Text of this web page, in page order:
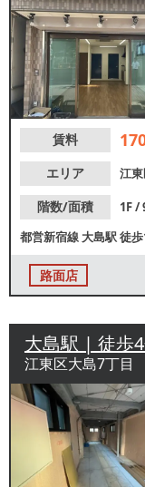
賃料
エリア
江
階数/面積
1F /
都営新宿線 大島駅徒
路面店
大島駅 | 徒歩
江東区大島7丁目